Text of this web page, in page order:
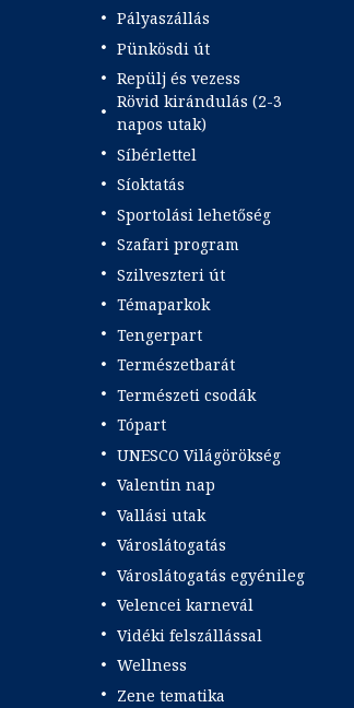
Pályaszállás
Pünkösdi út
Repülj és vezess
Rövid kirándulás (2-3
napos utak)
Síbérlettel
Síoktatás
Sportolási lehetőség
Szafari program
Szilveszteri út
Témaparkok
Tengerpart
Természetbarát
Természeti csodák
Tópart
UNESCO Világörökség
Valentin nap
Vallási utak
Városlátogatás
Városlátogatás egyénileg
Velencei karnevál
Vidéki felszállással
Wellness
Zene tematika